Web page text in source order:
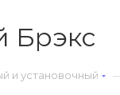
Брэкс
и установочный